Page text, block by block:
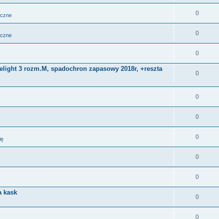
0
0
0
3 rozm.M, spadochron zapasowy 2018r, +reszta
0
0
0
0
0
0
kask
0
0